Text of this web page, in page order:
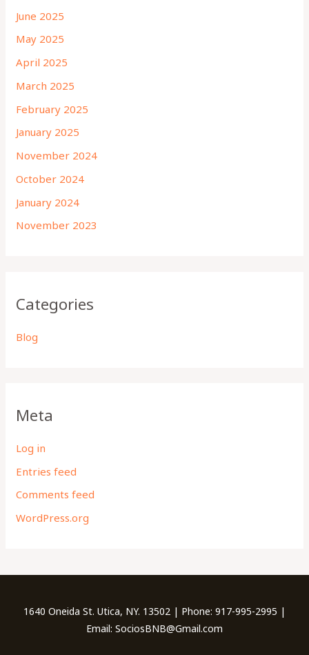
June 2025
May 2025
April 2025
March 2025
February 2025
January 2025
November 2024
October 2024
January 2024
November 2023
Categories
Blog
Meta
Log in
Entries feed
Comments feed
WordPress.org
1640 Oneida St. Utica, NY. 13502 | Phone: 917-995-2995 |
Email: SociosBNB@Gmail.com